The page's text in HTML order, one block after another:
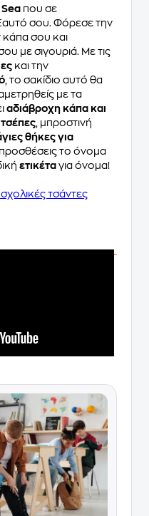
που σε
σου. Φόρεσε την
κάπα σου και
με σιγουριά. Με τις
και την
, το σακίδιο αυτό θα
με τα
αδιάβροχη κάπα και
, μπροστινή
θήκες για
προσθέσεις το όνομα
ετικέτα για όνομα!
σχολικές τσάντες